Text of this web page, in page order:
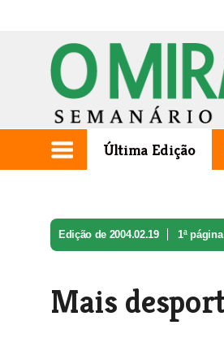
Última Edição
Edição de 2004.02.19 1ª página
Mais